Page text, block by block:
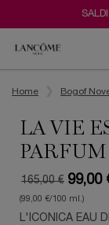
Home
Bogof
LA VIE
PARFUM
Old price
165,00 €
New price
99,00
(99,00 €/100 ml.)
L'ICONICA EAU